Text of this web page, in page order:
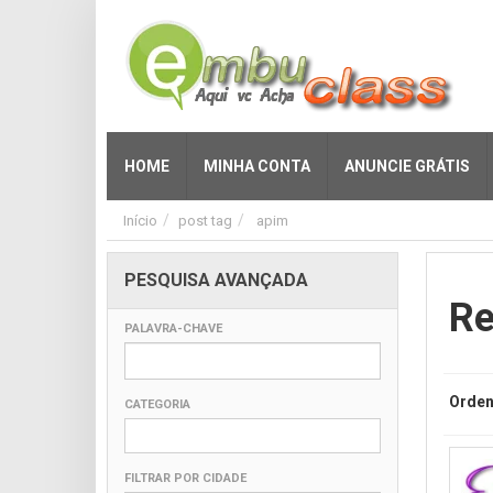
HOME MINHA CONTA ANUNCIE GRÁTIS
Início post tag apim
PESQUISA AVANÇADA
PALAVRA-CHAVE
CATEGORIA
FILTRAR POR CIDADE